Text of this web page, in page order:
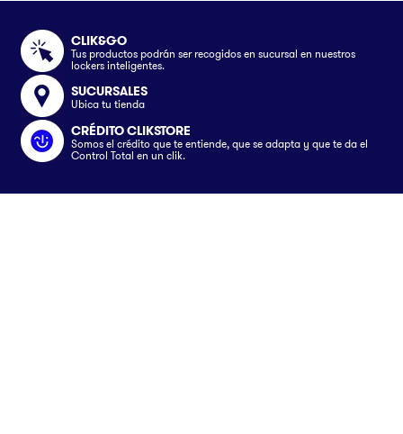
CLIK&GO
Tus productos podrán ser recogidos en sucursal en nuestros
lockers inteligentes.
SUCURSALES
Ubica tu tienda
CRÉDITO CLIKSTORE
Somos el crédito que te entiende, que se adapta y que te da el
Control Total en un clik.